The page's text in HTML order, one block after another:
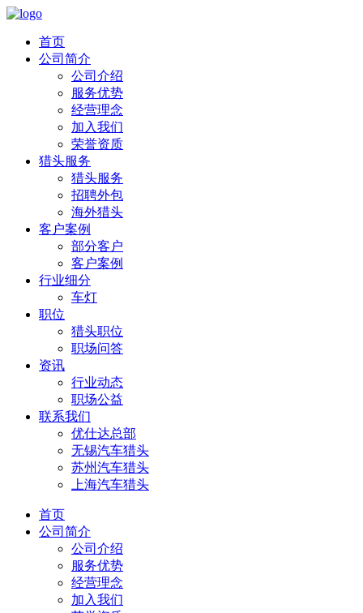
首页
公司简介
公司介绍
服务优势
经营理念
加入我们
荣誉资质
猎头服务
猎头服务
招聘外包
海外猎头
客户案例
部分客户
客户案例
行业细分
车灯
职位
猎头职位
职场问答
资讯
行业动态
职场公益
联系我们
优仕达总部
无锡汽车猎头
苏州汽车猎头
上海汽车猎头
首页
公司简介
公司介绍
服务优势
经营理念
加入我们